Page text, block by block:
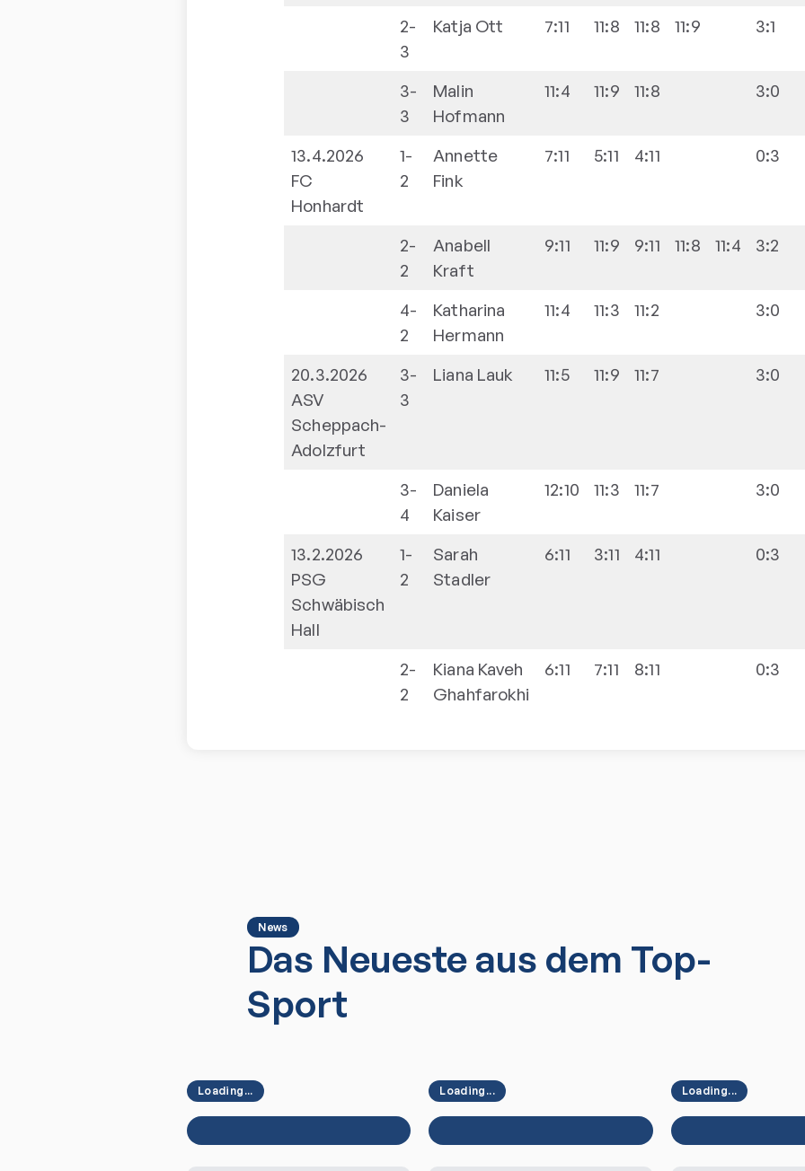
2-
3
Katja Ott 7:11 11:8 11:8 11:9 3:1
3-
3
Malin
Hofmann
11:4 11:9 11:8 3:0
13.4.2026
FC
Honhardt
1-
2
Annette
Fink
7:11 5:11 4:11 0:3
2-
2
Anabell
Kraft
9:11 11:9 9:11 11:8 11:4 3:2
4-
2
Katharina
Hermann
11:4 11:3 11:2 3:0
20.3.2026
ASV
Scheppach-
Adolzfurt
3-
3
Liana Lauk 11:5 11:9 11:7 3:0
3-
4
Daniela
Kaiser
12:10 11:3 11:7 3:0
13.2.2026
PSG
Schwäbisch
Hall
1-
2
Sarah
Stadler
6:11 3:11 4:11 0:3
2-
2
Kiana Kaveh
Ghahfarokhi
6:11 7:11 8:11 0:3
News
Das Neueste aus dem Top-
Sport
Loading... Loading... Loading...